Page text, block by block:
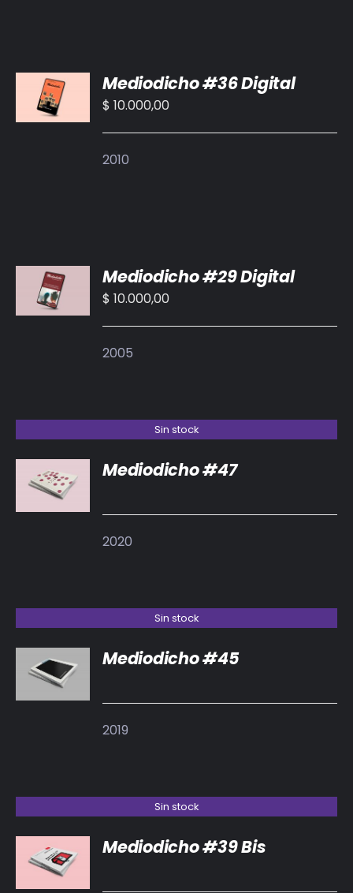
AL
CARRITO
/
Mediodicho #36 Digital
$ 10.000,00
2010
AL
CARRITO
/
Mediodicho #29 Digital
$ 10.000,00
2005
Sin stock
DETALLES
Mediodicho #47
2020
Sin stock
DETALLES
Mediodicho #45
2019
Sin stock
DETALLES
Mediodicho #39 Bis